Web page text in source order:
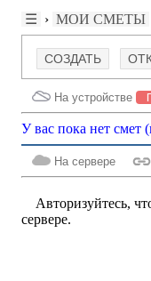
☰ › МОИ СМЕТЫ
СОЗДАТЬ
На устройстве
У вас пока нет cмет
На сервере
Авторизуйтесь,
сервере.